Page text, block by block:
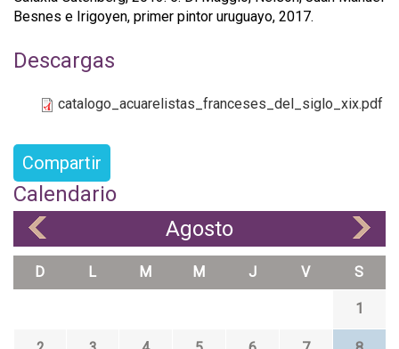
Besnes e Irigoyen, primer pintor uruguayo, 2017.
Descargas
catalogo_acuarelistas_franceses_del_siglo_xix.pdf
Compartir
Calendario
Agosto
D L M M J V S
1